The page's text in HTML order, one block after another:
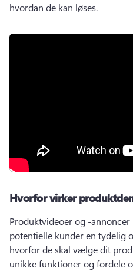
hvordan de kan løses.
Hvorfor virker
Produktvideoer og -
potentielle kunder en tydelig
hvorfor de skal vælge dit
unikke funktioner og fordele